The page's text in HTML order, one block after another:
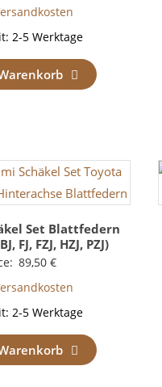
2-5 Werktage
Set Blattfedern
FJ, FZJ, HZJ, PZJ)
89,50 €
2-5 Werktage